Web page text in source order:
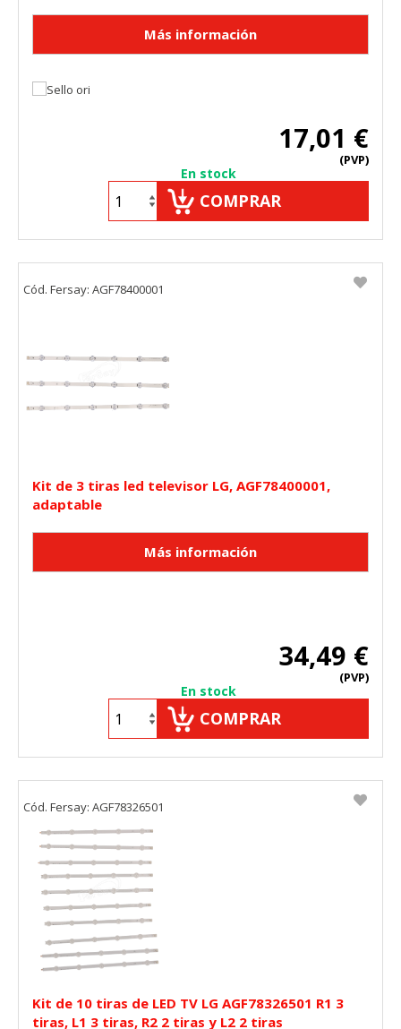
17,01 €
(PVP)
En stock
COMPRAR
Kit de 3 tiras led televisor LG, AGF78400001,
adaptable
34,49 €
(PVP)
En stock
COMPRAR
Cód. Fersay: AGF78400001
Kit de 10 tiras de LED TV LG AGF78326501 R1 3
tiras, L1 3 tiras, R2 2 tiras y L2 2 tiras
Cód. Fersay: AGF78326501